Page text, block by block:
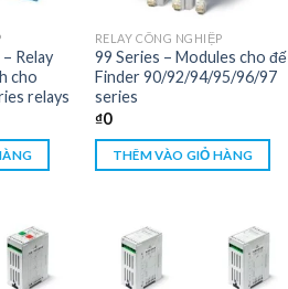
Relay
cho
relays
RELAY CÔNG NGHIỆP
99 Series – Modules cho đế
Finder 90/92/94/95/96/97
series
₫0
THÊM VÀO GIỎ HÀNG